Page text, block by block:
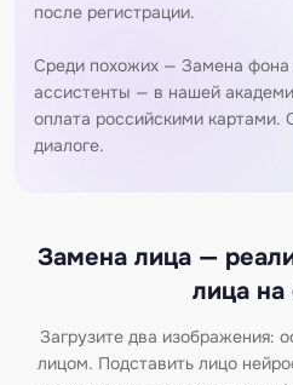
после регистрации.
Среди похожих — Замена фона
ассистенты — в нашей
оплата российскими
диалоге.
Замена лица —
лица на
Загрузите два изображения:
лицом. Подставить лицо